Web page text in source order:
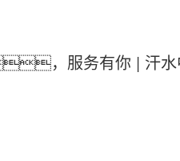
，服务有你 | ​汗